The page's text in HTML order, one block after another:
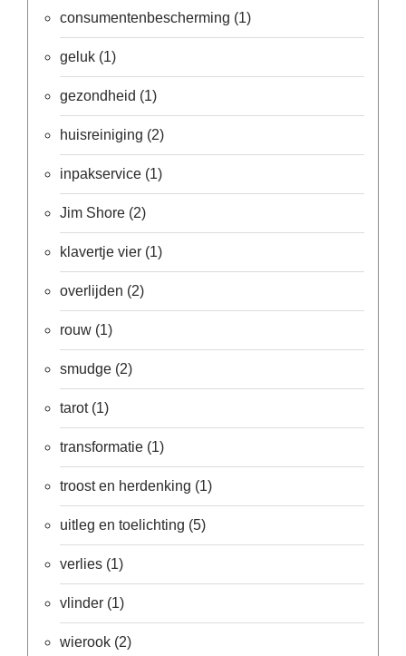
consumentenbescherming (1)
geluk (1)
gezondheid (1)
huisreiniging (2)
inpakservice (1)
Jim Shore (2)
klavertje vier (1)
overlijden (2)
rouw (1)
smudge (2)
tarot (1)
transformatie (1)
troost en herdenking (1)
uitleg en toelichting (5)
verlies (1)
vlinder (1)
wierook (2)